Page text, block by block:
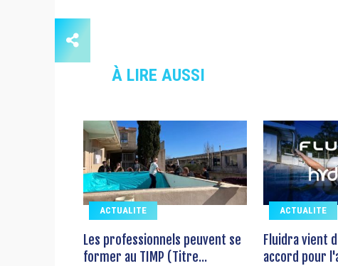
À LIRE AUSSI
ACTUALITE
Les professionnels peuvent se
former au TIMP (Titre...
ACTUALITE
Fluidra vient
accord pour